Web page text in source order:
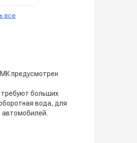
все
предусмотрен
требуют больших
вода, для
автомобилей.